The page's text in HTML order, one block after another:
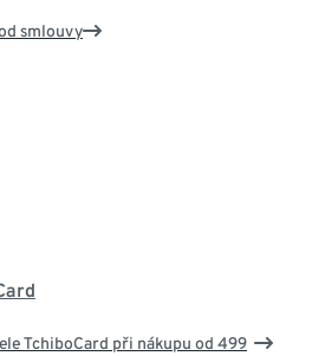
smlouvy
TchiboCard při nákupu od 499